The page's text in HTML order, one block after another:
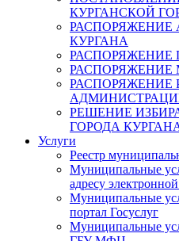
КУРГАНСКОЙ
РАСПОРЯЖЕНИЕ
КУРГАНА
РАСПОРЯЖЕНИЕ
РАСПОРЯЖЕНИЕ
РАСПОРЯЖЕНИЕ
РЕШЕНИЕ
ГОРОДА
Услуги
Реестр
Муниципальные
адресу
Муниципальные
портал Госуслуг
Муниципальные